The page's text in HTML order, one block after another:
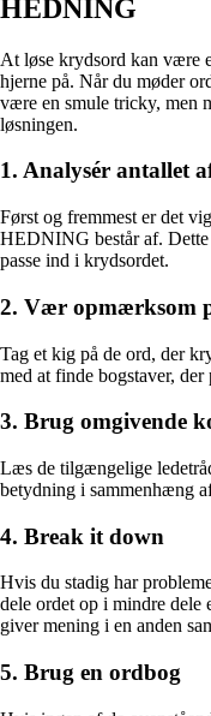
HEDNING
At løse krydsord kan være
hjerne på. Når du møder
være en smule tricky, men
løsningen.
1. Analysér antallet
Først og fremmest er det
HEDNING består af.
passe ind i krydsordet.
2. Vær opmærksom
Tag et kig på de ord, der
med at finde bogstaver,
3. Brug omgivende
Læs de tilgængelige
betydning i sammenhæng
4. Break it down
Hvis du stadig har
dele ordet op i mindre dele
giver mening i en anden
5. Brug en ordbog